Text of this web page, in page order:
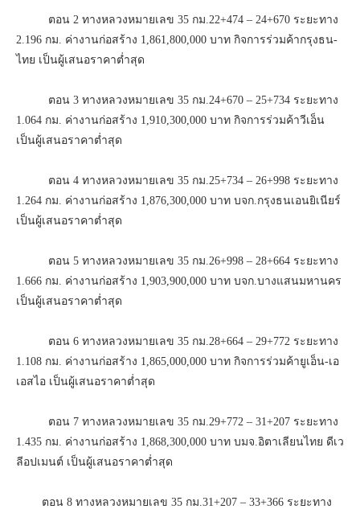
ตอน 2 ทางหลวงหมายเลข 35 กม.22+474 – 24+670 ระยะทาง
2.196 กม. ค่างานก่อสร้าง 1,861,800,000 บาท กิจการร่วมค้ากรุงธน-
ไทย เป็นผู้เสนอราคาต่ำสุด
ตอน 3 ทางหลวงหมายเลข 35 กม.24+670 – 25+734 ระยะทาง
1.064 กม. ค่างานก่อสร้าง 1,910,300,000 บาท กิจการร่วมค้าวีเอ็น
เป็นผู้เสนอราคาต่ำสุด
ตอน 4 ทางหลวงหมายเลข 35 กม.25+734 – 26+998 ระยะทาง
1.264 กม. ค่างานก่อสร้าง 1,876,300,000 บาท บจก.กรุงธนเอนยิเนียร์
เป็นผู้เสนอราคาต่ำสุด
ตอน 5 ทางหลวงหมายเลข 35 กม.26+998 – 28+664 ระยะทาง
1.666 กม. ค่างานก่อสร้าง 1,903,900,000 บาท บจก.บางแสนมหานคร
เป็นผู้เสนอราคาต่ำสุด
ตอน 6 ทางหลวงหมายเลข 35 กม.28+664 – 29+772 ระยะทาง
1.108 กม. ค่างานก่อสร้าง 1,865,000,000 บาท กิจการร่วมค้ายูเอ็น-เอ
เอสไอ เป็นผู้เสนอราคาต่ำสุด
ตอน 7 ทางหลวงหมายเลข 35 กม.29+772 – 31+207 ระยะทาง
1.435 กม. ค่างานก่อสร้าง 1,868,300,000 บาท บมจ.อิตาเลียนไทย ดีเว
ลีอปเมนต์ เป็นผู้เสนอราคาต่ำสุด
ตอน 8 ทางหลวงหมายเลข 35 กม.31+207 – 33+366 ระยะทาง